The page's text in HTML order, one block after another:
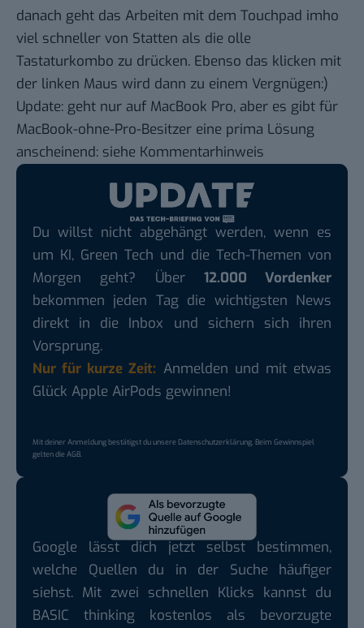
danach geht das Arbeiten mit dem Touchpad imho
viel schneller von Statten als die olle
Tastaturkombo zu drücken. Ebenso das klicken mit
der linken Maus wird dann zu einem Vergnügen:)
Update: geht nur auf MacBook Pro, aber es gibt für
MacBook-ohne-Pro-Besitzer eine prima Lösung
anscheinend: siehe Kommentarhinweis
Du willst nicht abgehängt werden, wenn es
um KI, Green Tech und die Tech-Themen von
Morgen geht? Über 12.000 Vordenker
bekommen jeden Tag die wichtigsten News
direkt in die Inbox und sichern sich ihren
Vorsprung.
Nur für kurze Zeit: Anmelden und mit etwas
Glück Apple AirPods gewinnen!
Mit deiner Anmeldung bestätigst du unsereDatenschutzerklärung. Beim Gewinnspiel
gelten dieAGB.
Google lässt dich jetzt selbst bestimmen,
welche Quellen du in der Suche häufiger
siehst. Mit zwei schnellen Klicks kannst du
BASIC thinking kostenlos als bevorzugte